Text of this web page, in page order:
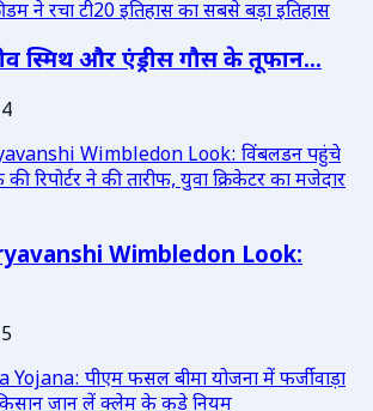
स्मिथ और एंड्रीस गौस के तूफान...
Wimbledon Look: